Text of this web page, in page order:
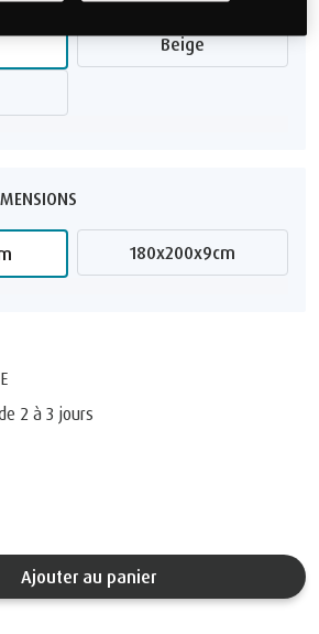
Beige
180x200x9cm
2 à 3 jours
Ajouter au panier